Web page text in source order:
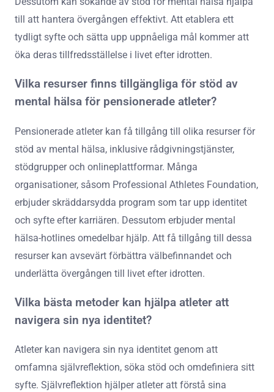
till att hantera övergången effektivt. Att etablera ett
tydligt syfte och sätta upp uppnåeliga mål kommer att
öka deras tillfredsställelse i livet efter idrotten.
Vilka resurser finns tillgängliga för stöd av
mental hälsa för pensionerade atleter?
Pensionerade atleter kan få tillgång till olika resurser för
stöd av mental hälsa, inklusive rådgivningstjänster,
stödgrupper och onlineplattformar. Många
organisationer, såsom Professional Athletes Foundation,
erbjuder skräddarsydda program som tar upp identitet
och syfte efter karriären. Dessutom erbjuder mental
hälsa-hotlines omedelbar hjälp. Att få tillgång till dessa
resurser kan avsevärt förbättra välbefinnandet och
underlätta övergången till livet efter idrotten.
Vilka bästa metoder kan hjälpa atleter att
navigera sin nya identitet?
Atleter kan navigera sin nya identitet genom att
omfamna självreflektion, söka stöd och omdefiniera sitt
syfte. Självreflektion hjälper atleter att förstå sina